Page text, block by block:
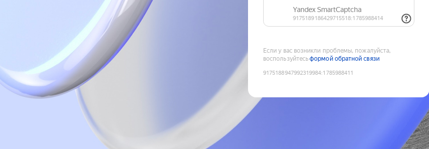
Если у вас возникли проблемы, пожалуйста,
воспользуйтесьформой обратной связи
9175188947992319984:1785988411